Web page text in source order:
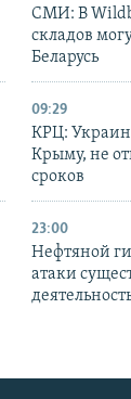
СМИ: В
складов
Беларусь
09:29
КРЦ:
Крыму, не
сроков
23:00
Нефтяной
атаки